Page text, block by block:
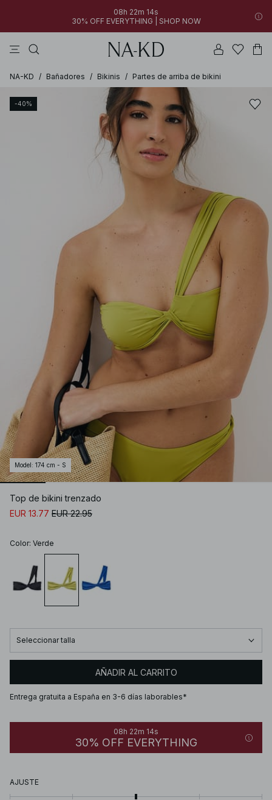
08h 22m 14s
30% OFF EVERYTHING | SHOP NOW
NA-KD / Bañadores / Bikinis / Partes de arriba de bikini
-40%
Model : 174 cm - S
Top de bikini trenzado
EUR 13.77 EUR 22.95
Color: Verde
Seleccionar talla
AÑADIR AL CARRITO
Entrega gratuita a España en 3-6 días laborables*
08h 22m 14s
30% OFF EVERYTHING
AJUSTE